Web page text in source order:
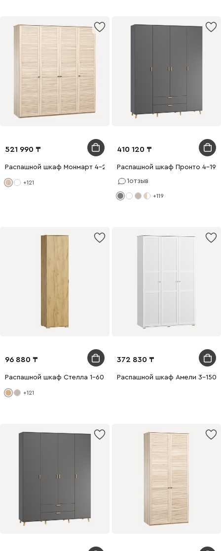
521 990
Распашной шкаф Монмарт 4-200x240 Дуб Сонома
+121
410 120
Распашной шкаф Пронто 4-
1отзыв
+119
96 880
Распашной шкаф Стелла 1-60x240 Дуб Золотистый
+121
372 830
Распашной шкаф Амели 3-